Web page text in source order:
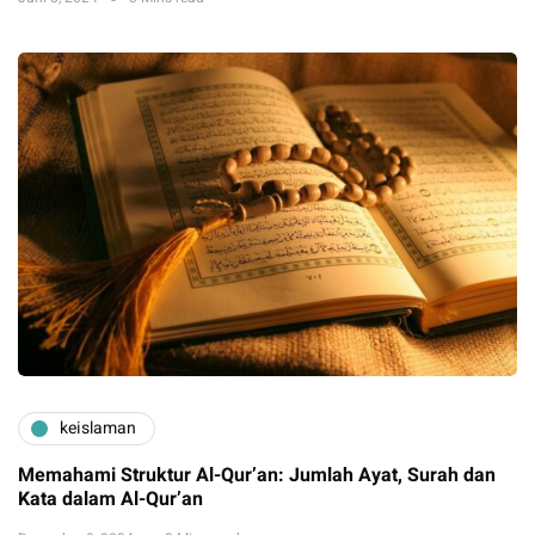
keislaman
Memahami Struktur Al-Qur’an: Jumlah Ayat, Surah dan
Kata dalam Al-Qur’an